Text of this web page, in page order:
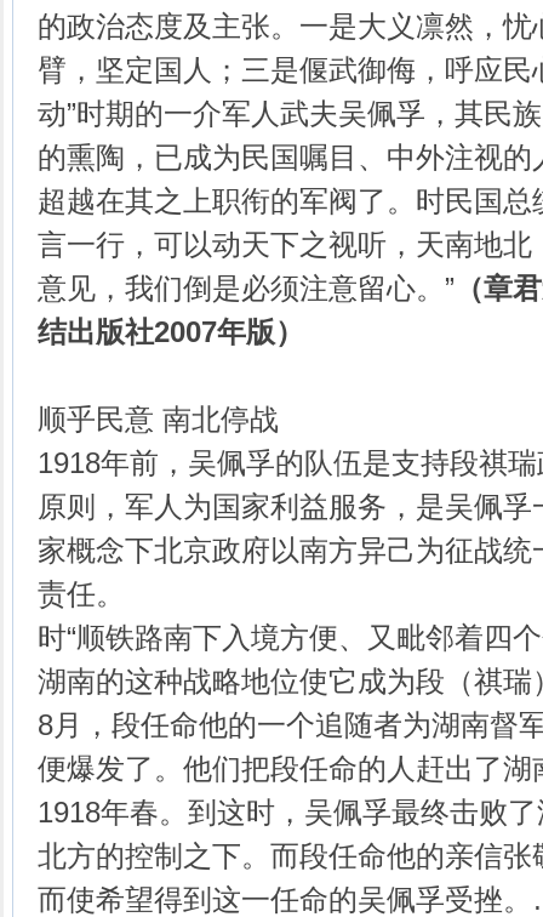
的政治态度及主张。一是大义凛然，
臂，坚定国人；三是偃武御侮，呼应民
动”时期的一介军人武夫吴佩孚，其民
的熏陶，已成为民国嘱目、中外注视
超越在其之上职衔的军阀了。时民国总
言一行，可以动天下之视听，天南地
意见，我们倒是必须注意留心。” （章
结出版社2007年版）
顺乎民意 南北停战
1918年前，吴佩孚的队伍是支持段祺
原则，军人为国家利益服务，是吴佩
家概念下北京政府以南方异己为征战
责任。
时“顺铁路南下入境方便、又毗邻着四
湖南的这种战略地位使它成为段（祺
8月，段任命他的一个追随者为湖南督
便爆发了。他们把段任命的人赶出了
1918年春。到这时，吴佩孚最终击败
北方的控制之下。而段任命他的亲信
而使希望得到这一任命的吴佩孚受挫